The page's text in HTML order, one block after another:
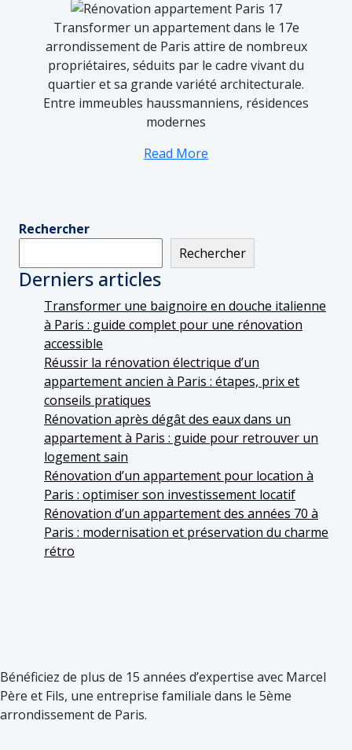
Transformer un appartement dans le 17e
arrondissement de Paris attire de nombreux
propriétaires, séduits par le cadre vivant du
quartier et sa grande variété architecturale.
Entre immeubles haussmanniens, résidences
modernes
Read More
Rechercher
Rechercher
Derniers articles
Transformer une baignoire en douche italienne
à Paris : guide complet pour une rénovation
accessible
Réussir la rénovation électrique d’un
appartement ancien à Paris : étapes, prix et
conseils pratiques
Rénovation après dégât des eaux dans un
appartement à Paris : guide pour retrouver un
logement sain
Rénovation d’un appartement pour location à
Paris : optimiser son investissement locatif
Rénovation d’un appartement des années 70 à
Paris : modernisation et préservation du charme
rétro
Bénéficiez de plus de 15 années d’expertise avec Marcel
Père et Fils, une entreprise familiale dans le 5ème
arrondissement de Paris.